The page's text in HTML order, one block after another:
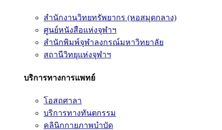
สำนักงานวิทยทรัพยากร (หอสมุดกลาง)
ศูนย์หนังสือแห่งจุฬาฯ
สำนักพิมพ์จุฬาลงกรณ์มหาวิทยาลัย
สถานีวิทยุแห่งจุฬาฯ
บริการทางการแพทย์
โอสถศาลา
บริการทางทันตกรรม
คลินิกกายภาพบำบัด